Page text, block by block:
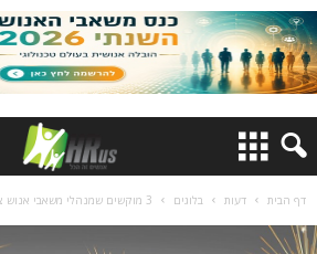
דף הבית דעות בלוגים 3 מוקשים שמנהלי משאבי אנוש צריכים להיזהר מהם